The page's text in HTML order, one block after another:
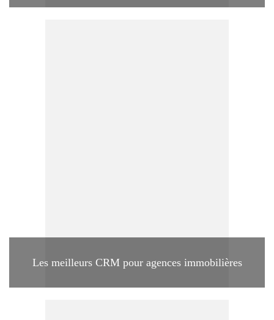
Les meilleurs CRM pour agences immobilières